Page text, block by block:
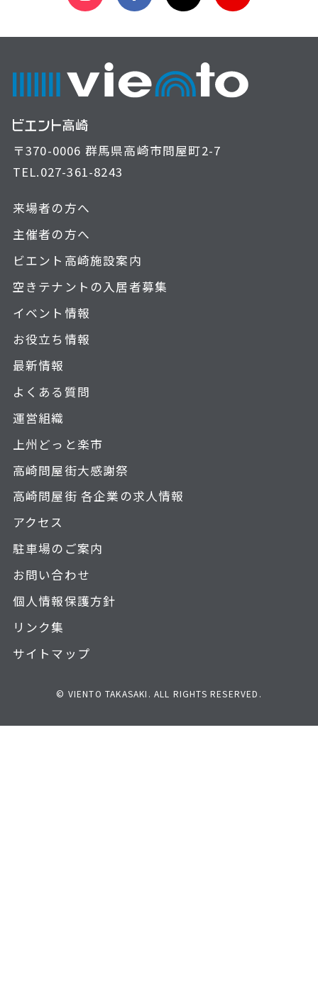
〒370-0006 群馬県高崎市問屋町2-7
TEL.027-361-8243
来場者の方へ
主催者の方へ
ビエント高崎施設案内
空きテナントの入居者募集
イベント情報
お役立ち情報
最新情報
よくある質問
運営組織
上州どっと楽市
高崎問屋街大感謝祭
高崎問屋街 各企業の求人情報
アクセス
駐車場のご案内
お問い合わせ
個人情報保護方針
リンク集
サイトマップ
© VIENTO TAKASAKI. ALL RIGHTS RESERVED.